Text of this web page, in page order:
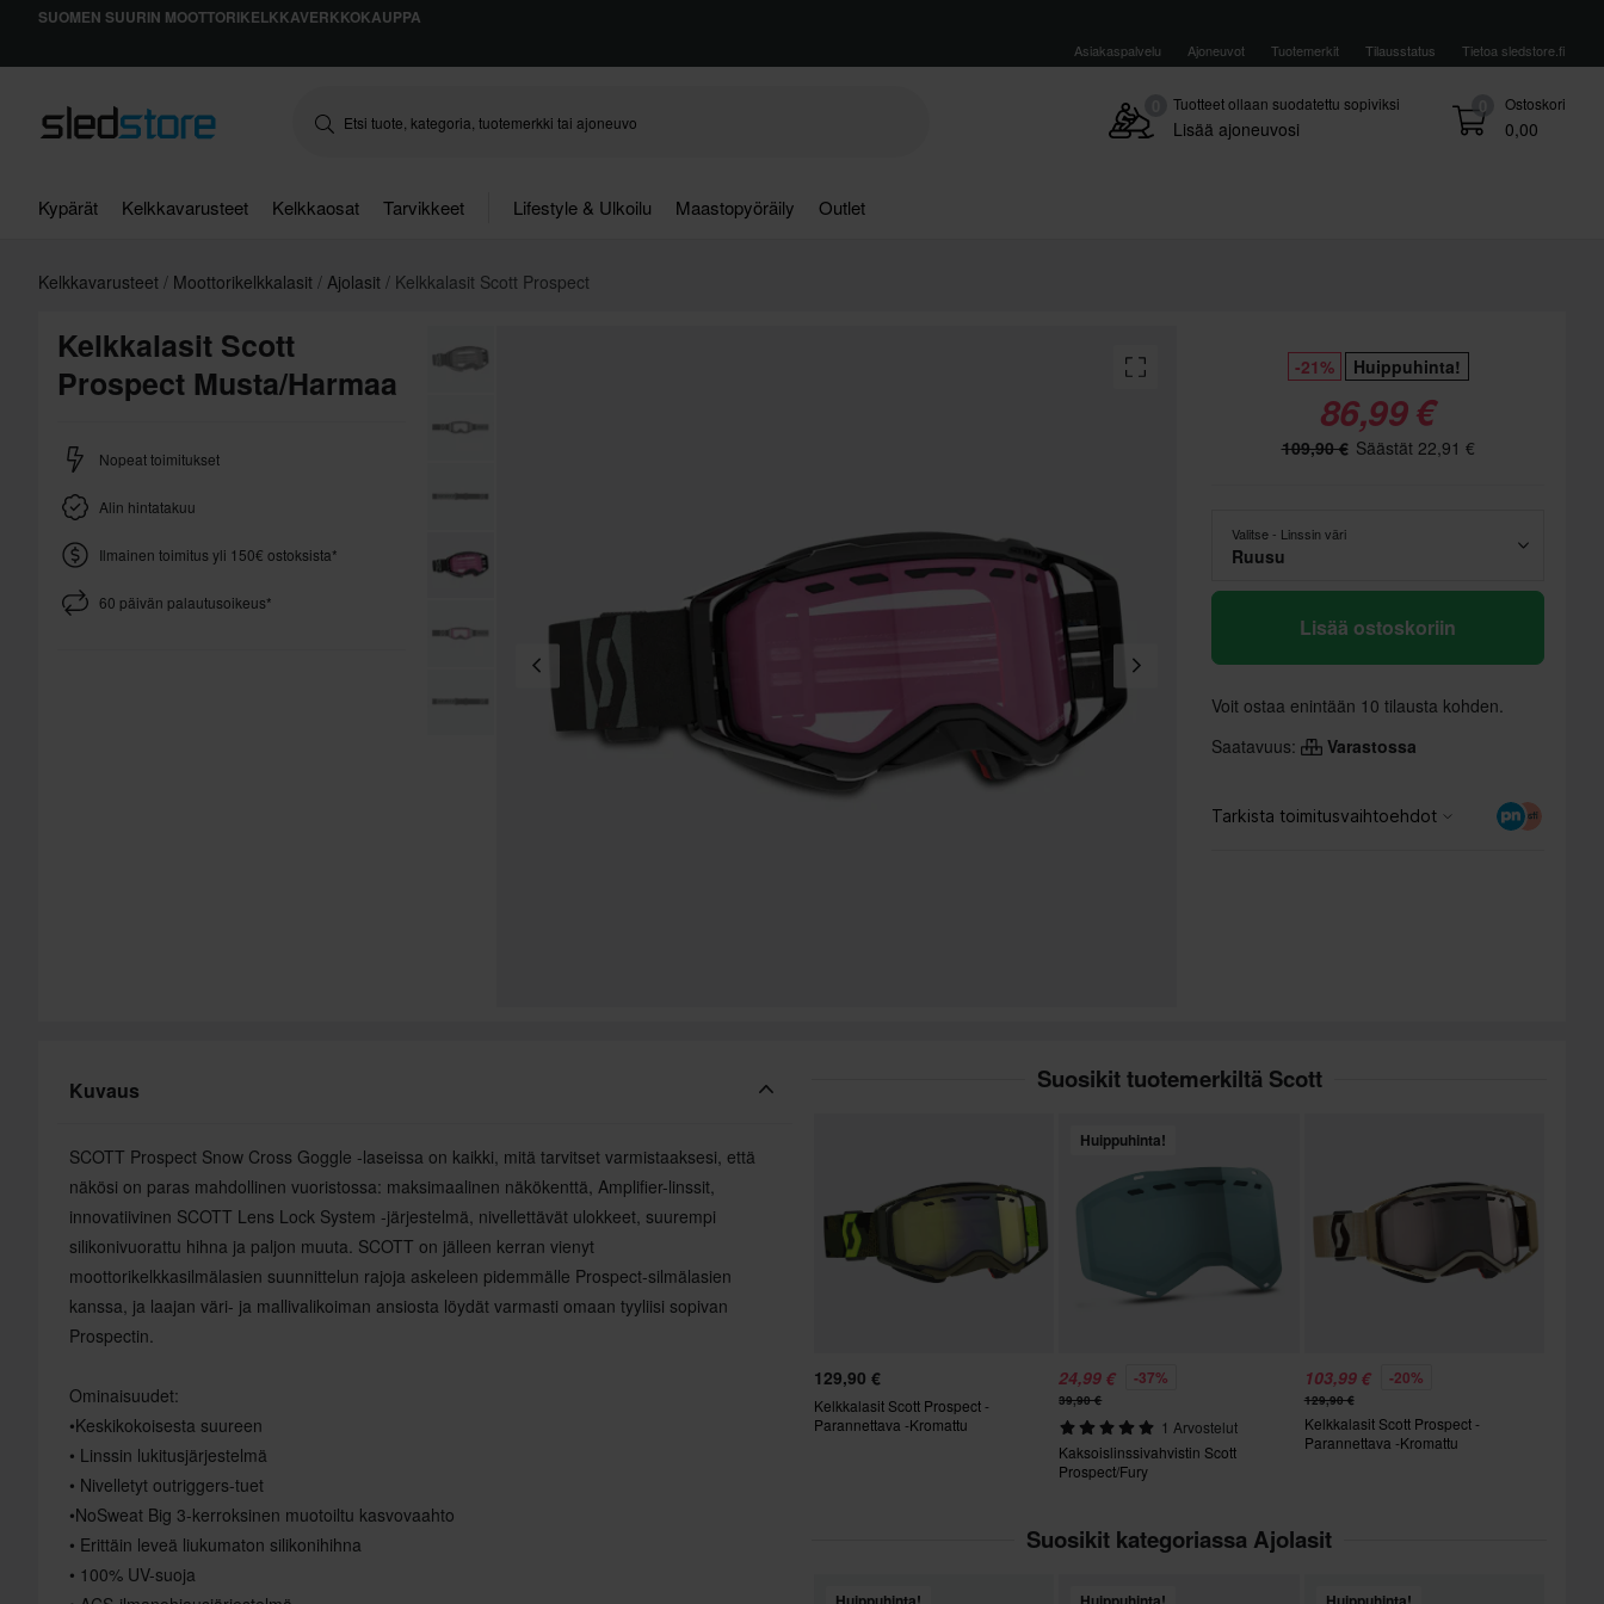
SUOMEN SUURIN MOOTTORIKELKKAVERKKOKAUPPA
Asiakaspalvelu Ajoneuvot Tuotemerkit Tilausstatus Tietoa sledstore.fi
0 Ostoskori
0,00
Tuotteet ollaan suodatettu sopiviksi
Lisää ajoneuvosi
Kypärät Kelkkavarusteet Kelkkaosat Tarvikkeet Lifestyle & Ulkoilu Maastopyöräily Outlet
Kelkkavarusteet Moottorikelkkalasit Ajolasit Kelkkalasit Scott Prospect
Kelkkalasit Scott
Prospect Musta/Harmaa
Nopeat toimitukset
Alin hintatakuu
Ilmainen toimitus yli 150€ ostoksista*
60 päivän palautusoikeus*
-21% Huippuhinta!
86,99 €
109,90 € Säästät 22,91 €
Valitse - Linssin väri
Ruusu
Lisää ostoskoriin
Voit ostaa enintään 10 tilausta kohden.
Saatavuus:
Varastossa
Kuvaus
SCOTT Prospect Snow Cross Goggle -laseissa on kaikki, mitä tarvitset varmistaaksesi, että
näkösi on paras mahdollinen vuoristossa: maksimaalinen näkökenttä, Amplifier-linssit,
innovatiivinen SCOTT Lens Lock System -järjestelmä, nivellettävät ulokkeet, suurempi
silikonivuorattu hihna ja paljon muuta. SCOTT on jälleen kerran vienyt
moottorikelkkasilmälasien suunnittelun rajoja askeleen pidemmälle Prospect-silmälasien
kanssa, ja laajan väri- ja mallivalikoiman ansiosta löydät varmasti omaan tyyliisi sopivan
Prospectin.
Ominaisuudet:
•Keskikokoisesta suureen
• Linssin lukitusjärjestelmä
• Nivelletyt outriggers-tuet
•NoSweat Big 3-kerroksinen muotoiltu kasvovaahto
• Erittäin leveä liukumaton silikonihihna
• 100% UV-suoja
Suosikit tuotemerkiltä Scott
129,90 €
Kelkkalasit Scott Prospect -
Parannettava -Kromattu
Huippuhinta!
24,99 € -37%
39,90 €
1 Arvostelut
Kaksoislinssivahvistin Scott
Prospect/Fury
103,99 € -20%
129,90 €
Kelkkalasit Scott Prospect -
Parannettava -Kromattu
Suosikit kategoriassa Ajolasit